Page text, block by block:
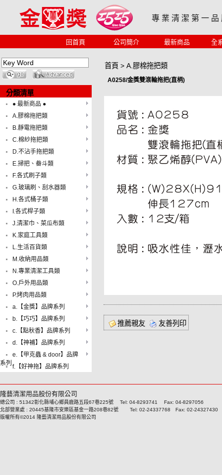
專 業 清 潔 第 一 品
回首頁 公司簡介 最新商品 全
分類清單
● 最新商品 ●
A.膠棉拖把類
B.靜電拖把類
C.棉紗拖把類
D.不沾手拖把類
E.掃把、畚斗類
F.各式刷子類
G.玻璃刷、刮水器類
H.各式桶子類
I.各式桿子類
J.清潔巾、菜瓜布類
K.家庭工具類
L.生活百貨類
M.收納用品類
N.專業清潔工具類
O.戶外用品類
P.烤肉用品類
a.【金獎】品牌系列
b.【巧巧】品牌系列
c.【點秋香】品牌系列
d.【神補】品牌系列
e.【甲克蟲 & door】品牌
系列 f.【好神拖】品牌系列
首頁 > A.膠棉拖把類
A0258/金獎雙滾輪拖把(直柄)
推薦親友 友善列印
隆藝清潔用品股份有限公司
總公司 : 51342彰化縣埔心鄉員鹿路五段67巷225號 Tel: 04-8293741 Fax: 04-8297056
北部營業處 : 20445基隆市安樂區基金一路208巷82號 Tel: 02-24337768 Fax: 02-24327430
版權所有©2014 隆藝清潔用品股份有限公司